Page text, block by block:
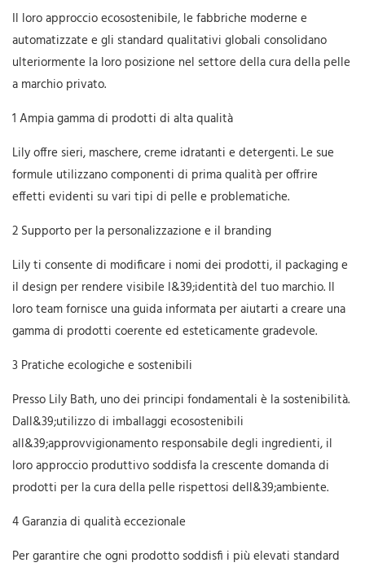
Il loro approccio ecosostenibile, le fabbriche moderne e
automatizzate e gli standard qualitativi globali consolidano
ulteriormente la loro posizione nel settore della cura della pelle
a marchio privato.
1 Ampia gamma di prodotti di alta qualità
Lily offre sieri, maschere, creme idratanti e detergenti. Le sue
formule utilizzano componenti di prima qualità per offrire
effetti evidenti su vari tipi di pelle e problematiche.
2 Supporto per la personalizzazione e il branding
Lily ti consente di modificare i nomi dei prodotti, il packaging e
il design per rendere visibile l&39;identità del tuo marchio. Il
loro team fornisce una guida informata per aiutarti a creare una
gamma di prodotti coerente ed esteticamente gradevole.
3 Pratiche ecologiche e sostenibili
Presso Lily Bath, uno dei principi fondamentali è la sostenibilità.
Dall&39;utilizzo di imballaggi ecosostenibili
all&39;approvvigionamento responsabile degli ingredienti, il
loro approccio produttivo soddisfa la crescente domanda di
prodotti per la cura della pelle rispettosi dell&39;ambiente.
4 Garanzia di qualità eccezionale
Per garantire che ogni prodotto soddisfi i più elevati standard